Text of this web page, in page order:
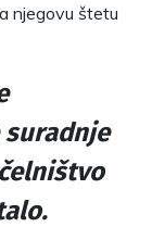
njegovu štetu
suradnje